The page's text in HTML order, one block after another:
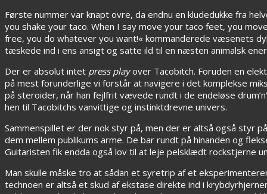
Første nummer var knapt ovre, da endnu en kludedukke fra
you shake your taco. When I say move your taco feet, you
free, you do whatever you want!« kommanderede væsenets
tæskede ind i ens ansigt og satte ild til en næsten animalsk
Der er absolut intet press playover Tacobitch. Foruden en
på mest forunderlige vi forstår at navigere i det komplekse
på steroider, når han fejlfrit vævede rundt i de endeløse
hen til Tacobitchs vanvittige og instinktdrevne univers.
Sammenspillet er der nok styr på, men der er altså også styr
dem mellem publikums arme. De bar rundt på hinanden og
Guitaristen fik endda også lov til at leje pelsklædt rockstjerne
Man skulle måske tro at sådan et syretrip af et
technoen er altså et skud af ekstase direkte ind i